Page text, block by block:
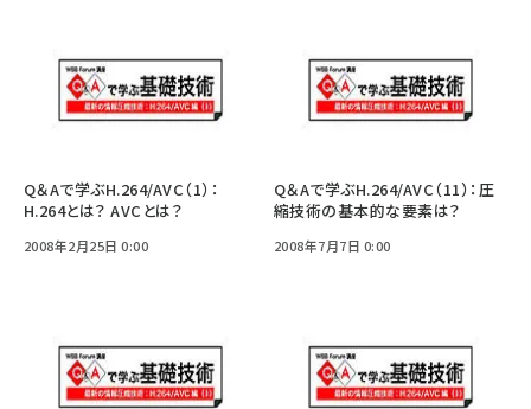
Q＆Aで学ぶH.264/AVC（1）：
H.264とは？ AVCとは？
2008年2月25日 0:00
Q＆Aで学ぶH.264/AVC（11）：圧
縮技術の基本的な要素は？
2008年7月7日 0:00